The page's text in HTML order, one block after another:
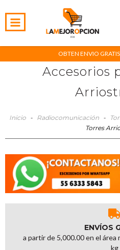
OBTEN ENVIO
Accesorios
Inicio - Radiocomunicación -
Torres
ENVÍOS
a partir de 5,000.00 en el
kg